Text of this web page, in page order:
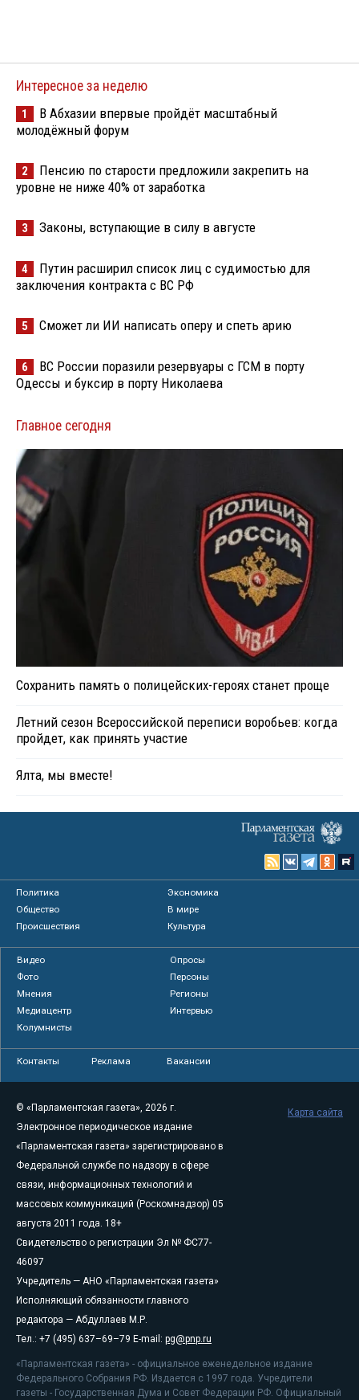
Интересное за неделю
1
В Абхазии впервые пройдёт масштабный
молодёжный форум
2
Пенсию по старости предложили закрепить на
уровне не ниже 40% от заработка
3 Законы, вступающие в силу в августе
4
Путин расширил список лиц с судимостью для
заключения контракта с ВС РФ
5 Сможет ли ИИ написать оперу и спеть арию
6
ВС России поразили резервуары с ГСМ в порту
Одессы и буксир в порту Николаева
Главное сегодня
Сохранить память о полицейских-героях станет проще
Летний сезон Всероссийской переписи воробьев: когда
пройдет, как принять участие
Ялта, мы вместе!
Политика
Экономика
Общество
В мире
Происшествия
Культура
Видео
Опросы
Фото
Персоны
Мнения
Регионы
Медиацентр
Интервью
Колумнисты
Контакты Реклама Вакансии
© «Парламентская газета», 2026 г.
Электронное периодическое издание
«Парламентская газета» зарегистрировано в
Федеральной службе по надзору в сфере
связи, информационных технологий и
массовых коммуникаций (Роскомнадзор) 05
августа 2011 года. 18+
Свидетельство о регистрации Эл № ФС77-
46097
Учредитель — АНО «Парламентская газета»
Исполняющий обязанности главного
редактора — Абдуллаев М.Р.
Тел.: +7 (495) 637–69–79 E-mail: pg@pnp.ru
«Парламентская газета» - официальное еженедельное издание
Федерального Собрания РФ. Издается с 1997 года. Учредители
газеты - Государственная Дума и Совет Федерации РФ. Официальный
Карта сайта